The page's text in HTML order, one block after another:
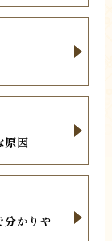
原因
かりや